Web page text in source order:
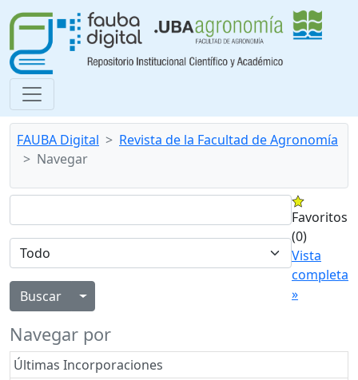
FAUBA Digital
Revista de la Facultad de Agronomía
Navegar
Alternar menú desplegable
Favoritos
(0)
Vista
completa
»
Navegar por
Últimas Incorporaciones